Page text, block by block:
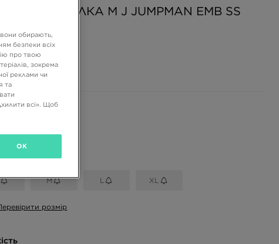
ФУТБОЛКА M J JUMPMAN EMB SS
ГРН
кольори
M L XL
розмір
обирають,
безпеки всіх
про твою
зокрема
реклами чи
та
всі». Щоб
OK